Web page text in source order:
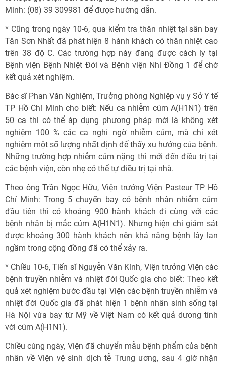
Minh: (08) 39 309981 để được hướng dẫn.
* Cũng trong ngày 10-6, qua kiểm tra thân nhiệt tại sân bay
Tân Sơn Nhất đã phát hiện 8 hành khách có thân nhiệt cao
trên 38 độ C. Các trường hợp này đang được cách ly tại
Bệnh viện Bệnh Nhiệt Đới và Bệnh viện Nhi Đồng 1 để chờ
kết quả xét nghiệm.
Bác sĩ Phan Văn Nghiệm, Trưởng phòng Nghiệp vụ y Sở Y tế
TP Hồ Chí Minh cho biết: Nếu ca nhiễm cúm A(H1N1) trên
50 ca thì có thể áp dụng phương pháp mới là không xét
nghiệm 100 % các ca nghi ngờ nhiễm cúm, mà chỉ xét
nghiệm một số lượng nhất định để thấy xu hướng của bệnh.
Những trường hợp nhiễm cúm nặng thì mới đến điều trị tại
các bệnh viện, còn nhẹ có thể tự điều trị tại nhà.
Theo ông Trần Ngọc Hữu, Viện trưởng Viện Pasteur TP Hồ
Chí Minh: Trong 5 chuyến bay có bệnh nhân nhiễm cúm
đầu tiên thì có khoảng 900 hành khách đi cùng với các
bệnh nhân bị mắc cúm A(H1N1). Nhưng hiện chỉ giám sát
được khoảng 300 hành khách nên khả năng bệnh lây lan
ngầm trong cộng đồng đã có thể xảy ra.
* Chiều 10-6, Tiến sĩ Nguyễn Văn Kính, Viện trưởng Viện các
bệnh truyền nhiễm và nhiệt đới Quốc gia cho biết: Theo kết
quả xét nghiệm bước đầu tại Viện các bệnh truyền nhiễm và
nhiệt đới Quốc gia đã phát hiện 1 bệnh nhân sinh sống tại
Hà Nội vừa bay từ Mỹ về Việt Nam có kết quả dương tính
với cúm A(H1N1).
Chiều cùng ngày, Viện đã chuyển mẫu bệnh phẩm của bệnh
nhân về Viện vệ sinh dịch tễ Trung ương, sau 4 giờ nhận